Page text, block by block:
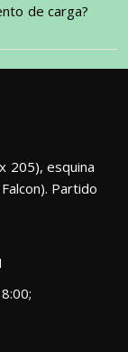
de carga?
esquina
Partido